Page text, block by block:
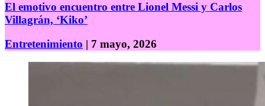
El emotivo encuentro entre Lionel Messi y Carlos
Villagrán, ‘Kiko’
Entretenimiento | 7 mayo, 2026